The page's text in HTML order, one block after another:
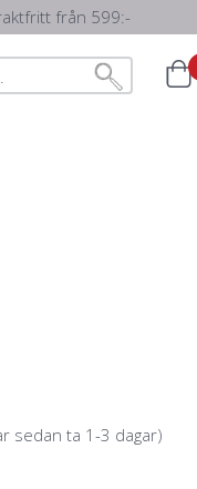
från 599:-
sedan ta 1-3 dagar)